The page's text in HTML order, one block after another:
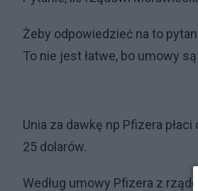
Żeby odpowiedzieć na to
To nie jest łatwe, bo umowy
Unia za dawkę np Pfizera
25 dolarów.
Według umowy Pfizera z